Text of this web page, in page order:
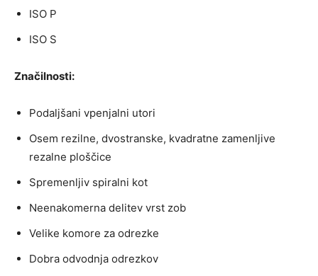
ISO P
ISO S
Značilnosti:
Podaljšani vpenjalni utori
Osem rezilne, dvostranske, kvadratne zamenljive
rezalne ploščice
Spremenljiv spiralni kot
Neenakomerna delitev vrst zob
Velike komore za odrezke
Dobra odvodnja odrezkov